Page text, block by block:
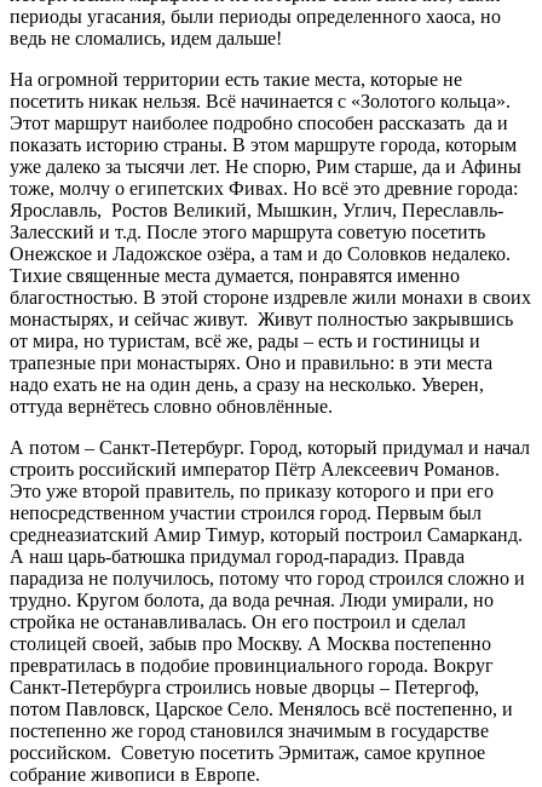
периоды угасания, были периоды определенного хаоса, но
ведь не сломались, идем дальше!
На огромной территории есть такие места, которые не
посетить никак нельзя. Всё начинается с «Золотого кольца».
Этот маршрут наиболее подробно способен рассказать да и
показать историю страны. В этом маршруте города, которым
уже далеко за тысячи лет. Не спорю, Рим старше, да и Афины
тоже, молчу о египетских Фивах. Но всё это древние города:
Ярославль, Ростов Великий, Мышкин, Углич, Переславль-
Залесский и т.д. После этого маршрута советую посетить
Онежское и Ладожское озёра, а там и до Соловков недалеко.
Тихие священные места думается, понравятся именно
благостностью. В этой стороне издревле жили монахи в своих
монастырях, и сейчас живут. Живут полностью закрывшись
от мира, но туристам, всё же, рады – есть и гостиницы и
трапезные при монастырях. Оно и правильно: в эти места
надо ехать не на один день, а сразу на несколько. Уверен,
оттуда вернётесь словно обновлённые.
А потом – Санкт-Петербург. Город, который придумал и начал
строить российский император Пётр Алексеевич Романов.
Это уже второй правитель, по приказу которого и при его
непосредственном участии строился город. Первым был
среднеазиатский Амир Тимур, который построил Самарканд.
А наш царь-батюшка придумал город-парадиз. Правда
парадиза не получилось, потому что город строился сложно и
трудно. Кругом болота, да вода речная. Люди умирали, но
стройка не останавливалась. Он его построил и сделал
столицей своей, забыв про Москву. А Москва постепенно
превратилась в подобие провинциального города. Вокруг
Санкт-Петербурга строились новые дворцы – Петергоф,
потом Павловск, Царское Село. Менялось всё постепенно, и
постепенно же город становился значимым в государстве
российском. Советую посетить Эрмитаж, самое крупное
собрание живописи в Европе.